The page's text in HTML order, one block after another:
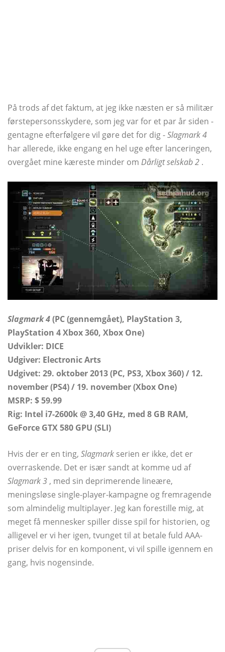
På trods af det faktum, at jeg ikke næsten er så militær
førstepersonsskydere, som jeg var for et par år siden -
gentagne efterfølgere vil gøre det for dig -Slagmark 4
har allerede, ikke engang en hel uge efter lanceringen,
overgået mine kæreste minder om Dårligt selskab 2 .
Slagmark 4(PC (gennemgået), PlayStation 3,
PlayStation 4 Xbox 360, Xbox One)
Udvikler: DICE
Udgiver: Electronic Arts
Udgivet: 29. oktober 2013 (PC, PS3, Xbox 360) / 12.
november (PS4) / 19. november (Xbox One)
MSRP: $ 59.99
Rig: Intel i7-2600k @ 3,40 GHz, med 8 GB RAM,
GeForce GTX 580 GPU (SLI)
Hvis der er en ting, Slagmark serien er ikke, det er
overraskende. Det er især sandt at komme ud af
Slagmark 3 , med sin deprimerende lineære,
meningsløse single-player-kampagne og fremragende
som almindelig multiplayer. Jeg kan forestille mig, at
meget få mennesker spiller disse spil for historien, og
alligevel er vi her igen, tvunget til at betale fuld AAA-
priser delvis for en komponent, vi vil spille igennem en
gang, hvis nogensinde.